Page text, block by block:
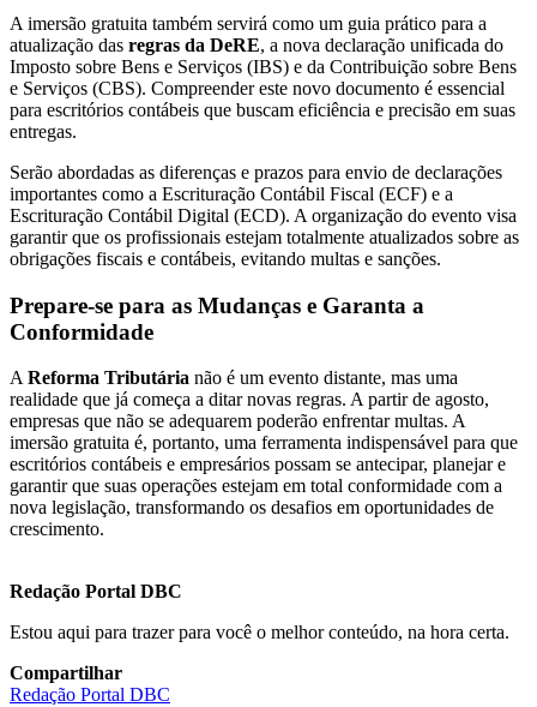
A imersão gratuita também servirá como um guia prático para a
atualização das regras da DeRE, a nova declaração unificada do
Imposto sobre Bens e Serviços (IBS) e da Contribuição sobre Bens
e Serviços (CBS). Compreender este novo documento é essencial
para escritórios contábeis que buscam eficiência e precisão em suas
entregas.
Serão abordadas as diferenças e prazos para envio de declarações
importantes como a Escrituração Contábil Fiscal (ECF) e a
Escrituração Contábil Digital (ECD). A organização do evento visa
garantir que os profissionais estejam totalmente atualizados sobre as
obrigações fiscais e contábeis, evitando multas e sanções.
Prepare-se para as Mudanças e Garanta a
Conformidade
A Reforma Tributária não é um evento distante, mas uma
realidade que já começa a ditar novas regras. A partir de agosto,
empresas que não se adequarem poderão enfrentar multas. A
imersão gratuita é, portanto, uma ferramenta indispensável para que
escritórios contábeis e empresários possam se antecipar, planejar e
garantir que suas operações estejam em total conformidade com a
nova legislação, transformando os desafios em oportunidades de
crescimento.
Redação Portal DBC
Estou aqui para trazer para você o melhor conteúdo, na hora certa.
Compartilhar
Redação Portal DBC